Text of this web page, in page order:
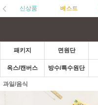
신상품 베스트
패키지 면원단
옥스/캔버스 방수/특수원단
과일/음식